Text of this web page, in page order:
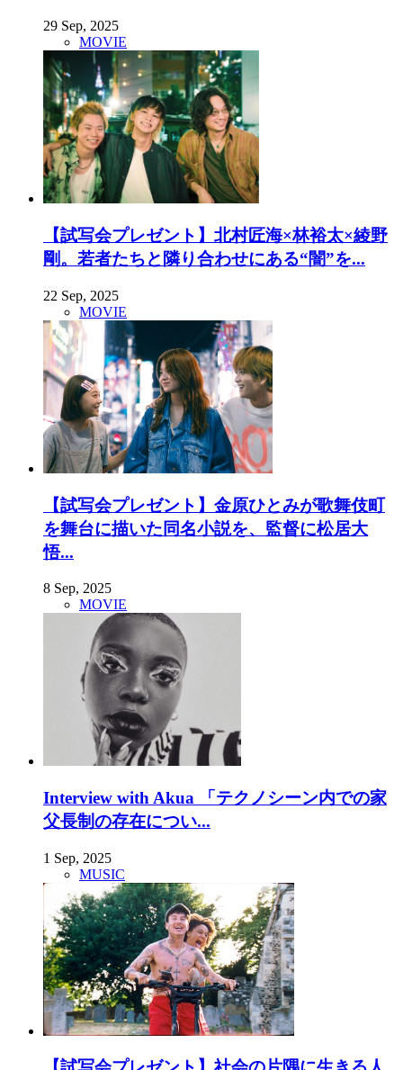
29 Sep, 2025
MOVIE
【試写会プレゼント】北村匠海×林裕太×綾野
剛。若者たちと隣り合わせにある“闇”を...
22 Sep, 2025
MOVIE
【試写会プレゼント】金原ひとみが歌舞伎町
を舞台に描いた同名小説を、監督に松居大
悟...
8 Sep, 2025
MOVIE
Interview with Akua 「テクノシーン内での家
父長制の存在につい...
1 Sep, 2025
MUSIC